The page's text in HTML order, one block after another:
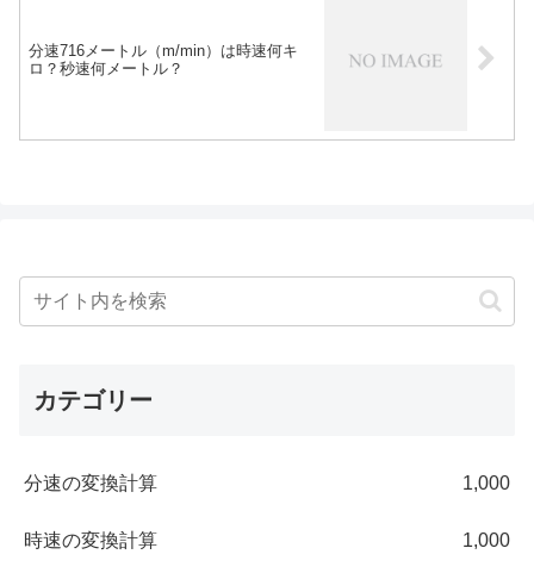
分速716メートル（m/min）は時速何キ
ロ？秒速何メートル？
カテゴリー
分速の変換計算 1,000
時速の変換計算 1,000